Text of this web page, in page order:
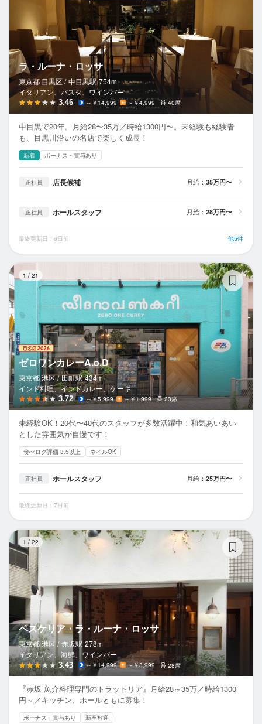
ラ・ルーナ・ロッサ
東京都 目黒区 / 中目黒駅 754m
イタリアン、パスタ、ワインバー
3.46 ～￥14,999 ～￥4,999 40席
中目黒で20年。月給28〜35万／時給1300円〜。未経験も経験者
も、目黒川沿いの名店で楽しく成長！
新着 ボーナス・賞与あり
正社員 店長候補 月給： 35万円〜
正社員 ホールスタッフ 月給： 28万円〜
最終更新日：6日前 他5件
1 / 21
ゼロワンカレーA.o.D
東京都 港区 / 田町駅 434m
インド料理、インドカレー、ケーキ
3.72 ～￥5,999 ～￥1,999 23席
未経験OK！20代〜40代のスタッフが多数活躍中！和気あいあい
とした雰囲気が自慢です！
食べログ評価 3.5以上 ネイルOK
正社員 ホールスタッフ 月給： 25万円〜
最終更新日：7日前
1 / 22
ペスケリア・ラ・ルーナ・ロッサ
東京都 港区 / 赤坂駅 278m
イタリアン、海鮮、ワインバー
3.43 ～￥14,999 ～￥3,999 28席
『赤坂 魚介料理専門のトラットリア』月給28～35万／時給1300
円～／キッチン、ホールともに募集！
ボーナス・賞与あり 新卒歓迎